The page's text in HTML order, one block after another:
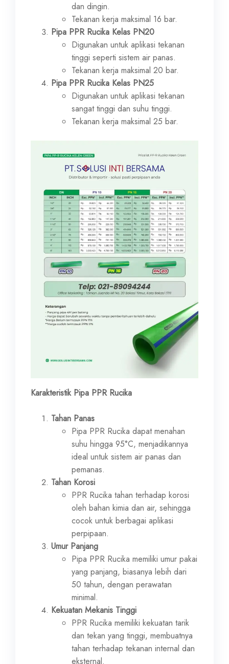
dan dingin.
Tekanan kerja maksimal 16 bar.
Pipa PPR Rucika Kelas PN20
Digunakan untuk aplikasi tekanan
tinggi seperti sistem air panas.
Tekanan kerja maksimal 20 bar.
Pipa PPR Rucika Kelas PN25
Digunakan untuk aplikasi tekanan
sangat tinggi dan suhu tinggi.
Tekanan kerja maksimal 25 bar.
Karakteristik Pipa PPR Rucika
Tahan Panas
Pipa PPR Rucika dapat menahan
suhu hingga 95°C, menjadikannya
ideal untuk sistem air panas dan
pemanas.
Tahan Korosi
PPR Rucika tahan terhadap korosi
oleh bahan kimia dan air, sehingga
cocok untuk berbagai aplikasi
perpipaan.
Umur Panjang
Pipa PPR Rucika memiliki umur pakai
yang panjang, biasanya lebih dari
50 tahun, dengan perawatan
minimal.
Kekuatan Mekanis Tinggi
PPR Rucika memiliki kekuatan tarik
dan tekan yang tinggi, membuatnya
tahan terhadap tekanan internal dan
eksternal.